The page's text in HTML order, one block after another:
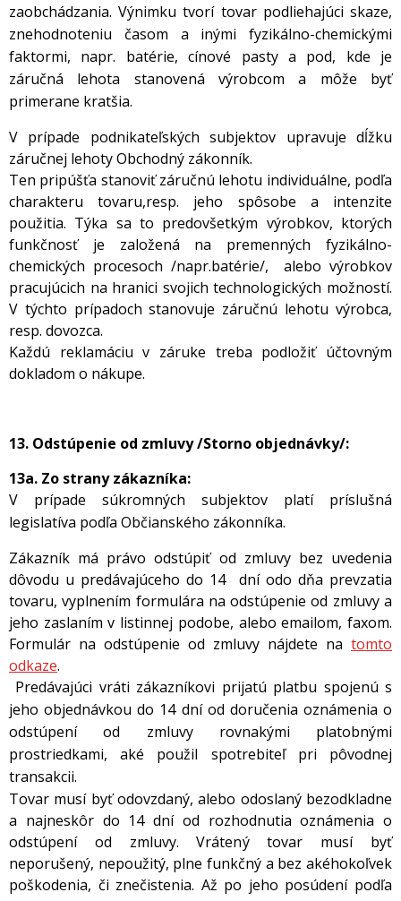
zaobchádzania. Výnimku tvorí tovar podliehajúci skaze,
znehodnoteniu časom a inými fyzikálno-chemickými
faktormi, napr. batérie, cínové pasty a pod, kde je
záručná lehota stanovená výrobcom a môže byť
primerane kratšia.
V prípade podnikateľských subjektov upravuje dĺžku
záručnej lehoty Obchodný zákonník.
Ten pripúšťa stanoviť záručnú lehotu individuálne, podľa
charakteru tovaru,resp. jeho spôsobe a intenzite
použitia. Týka sa to predovšetkým výrobkov, ktorých
funkčnosť je založená na premenných fyzikálno-
chemických procesoch /napr.batérie/, alebo výrobkov
pracujúcich na hranici svojich technologických možností.
V týchto prípadoch stanovuje záručnú lehotu výrobca,
resp. dovozca.
Každú reklamáciu v záruke treba podložiť účtovným
dokladom o nákupe.
13. Odstúpenie od zmluvy /Storno objednávky/:
13a. Zo strany zákazníka:
V prípade súkromných subjektov platí príslušná
legislatíva podľa Občianského zákonníka.
Zákazník má právo odstúpiť od zmluvy bez uvedenia
dôvodu u predávajúceho do 14 dní odo dňa prevzatia
tovaru, vyplnením formulára na odstúpenie od zmluvy a
jeho zaslaním v listinnej podobe, alebo emailom, faxom.
Formulár na odstúpenie od zmluvy nájdete na tomto
odkaze.
Predávajúci vráti zákazníkovi prijatú platbu spojenú s
jeho objednávkou do 14 dní od doručenia oznámenia o
odstúpení od zmluvy rovnakými platobnými
prostriedkami, aké použil spotrebiteľ pri pôvodnej
transakcii.
Tovar musí byť odovzdaný, alebo odoslaný bezodkladne
a najneskôr do 14 dní od rozhodnutia oznámenia o
odstúpení od zmluvy. Vrátený tovar musí byť
neporušený, nepoužitý, plne funkčný a bez akéhokoľvek
poškodenia, či znečistenia. Až po jeho posúdení podľa